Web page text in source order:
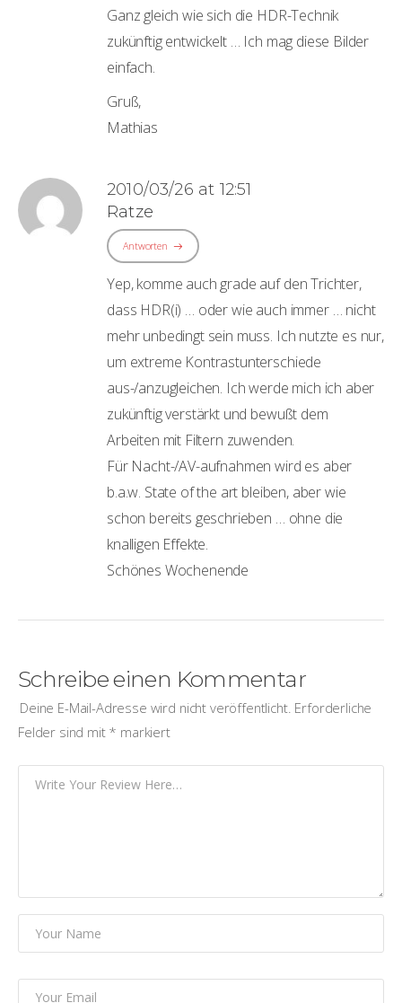
Ganz gleich wie sich die HDR-Technik
zukünftig entwickelt … Ich mag diese Bilder
einfach.
Gruß,
Mathias
2010/03/26 at 12:51
Ratze
Antworten
Yep, komme auch grade auf den Trichter,
dass HDR(i) … oder wie auch immer … nicht
mehr unbedingt sein muss. Ich nutzte es nur,
um extreme Kontrastunterschiede
aus-/anzugleichen. Ich werde mich ich aber
zukünftig verstärkt und bewußt dem
Arbeiten mit Filtern zuwenden.
Für Nacht-/AV-aufnahmen wird es aber
b.a.w. State of the art bleiben, aber wie
schon bereits geschrieben … ohne die
knalligen Effekte.
Schönes Wochenende
Schreibe einen Kommentar
Deine E-Mail-Adresse wird nicht veröffentlicht. Erforderliche
Felder sind mit * markiert